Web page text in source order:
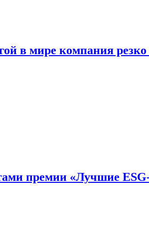
в мире компания резко
премии «Лучшие